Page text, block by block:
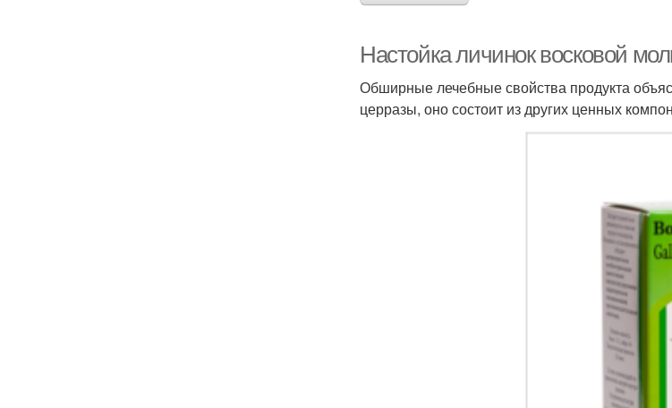
Настойка личинок восковой
Обширные лечебные свойства продукта
церразы, оно состоит из других ценных